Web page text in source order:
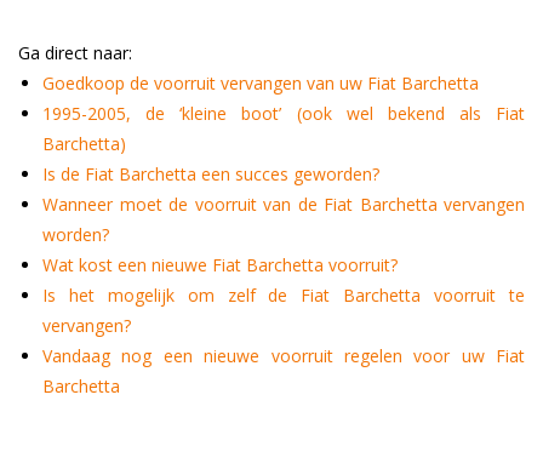
Ga direct naar:
Goedkoop de voorruit vervangen van uw Fiat Barchetta
1995-2005, de ‘kleine boot’ (ook wel bekend als Fiat
Barchetta)
Is de Fiat Barchetta een succes geworden?
Wanneer moet de voorruit van de Fiat Barchetta vervangen
worden?
Wat kost een nieuwe Fiat Barchetta voorruit?
Is het mogelijk om zelf de Fiat Barchetta voorruit te
vervangen?
Vandaag nog een nieuwe voorruit regelen voor uw Fiat
Barchetta